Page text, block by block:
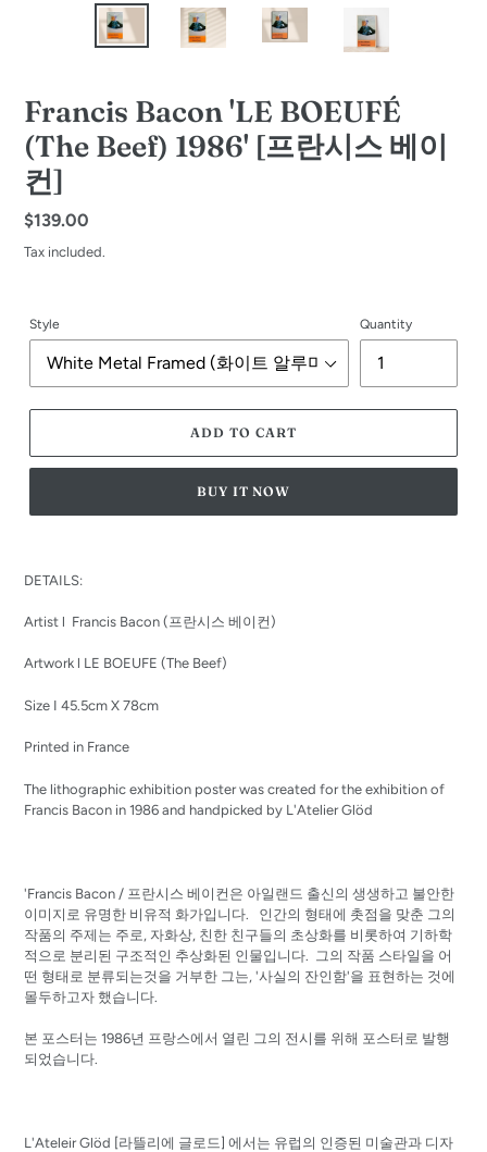
Francis Bacon 'LE BOEUFÉ
(The Beef) 1986' [프란시스 베이
컨]
Regular
price
$139.00
Tax included.
Style Quantity
ADD TO CART
BUY IT NOW
to
cart
DETAILS:
Artist l Francis Bacon (프란시스 베이컨)
Artwork l LE BOEUFE (The Beef)
Size I 45.5cm X 78cm
Printed in France
The lithographic exhibition poster was created for the exhibition of
Francis Bacon in 1986 and handpicked by L'Atelier Glöd
'Francis Bacon / 프란시스 베이컨은 아일랜드 출신의 생생하고 불안한
이미지로 유명한 비유적 화가입니다. 인간의 형태에 촛점을 맞춘 그의
작품의 주제는 주로, 자화상, 친한 친구들의 초상화를 비롯하여 기하학
적으로 분리된 구조적인 추상화된 인물입니다. 그의 작품 스타일을 어
떤 형태로 분류되는것을 거부한 그는, '사실의 잔인함'을 표현하는 것에
몰두하고자 했습니다.
본 포스터는 1986년 프랑스에서 열린 그의 전시를 위해 포스터로 발행
되었습니다.
L'Ateleir Glöd [라뜰리에 글로드] 에서는 유럽의 인증된 미술관과 디자